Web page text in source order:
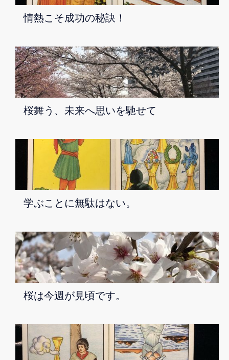
情熱こそ成功の秘訣！
桜舞う、未来へ思いを馳せて
学ぶことに無駄はない。
桜は今週が見頃です。